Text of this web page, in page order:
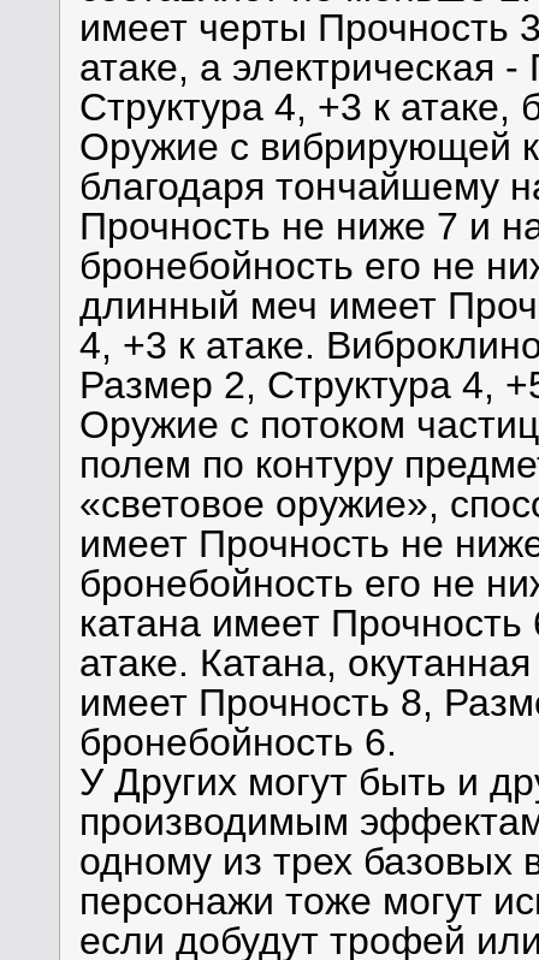
имеет черты Прочность
атаке, а электрическая
Структура 4, +3 к атаке,
Оружие с вибрирующей
благодаря тончайшему
Прочность не ниже 7 и
бронебойность его не
длинный меч имеет
4, +3 к атаке.
Размер 2, Структура 4,
Оружие с потоком
полем по контуру
«световое оружие»,
имеет Прочность не
бронебойность его не
катана имеет
атаке. Катана,
имеет Прочность 8,
бронебойность 6.
У Других могут быть и
производимым
одному из трех базовых
персонажи тоже могут
если добудут трофей